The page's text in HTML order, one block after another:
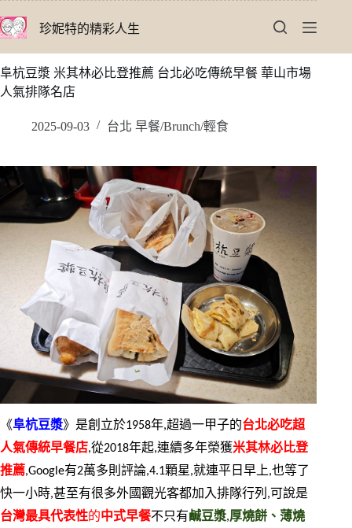
至
要
內
珍妮特的精彩人生
阜杭豆漿 米其林必比登推薦 台北必吃傳統早餐 華山市場
人氣排隊名店
2025-09-03 台北 早餐/Brunch/輕食
《阜杭豆漿》是創立於1958年,超過一甲子的台北必吃超
人氣傳統早餐店,從2018年起,連續多年榮獲米其林必比登
推薦,Google有2萬多則評論,4.1顆星,就連平日早上,也等了
快一小時,甚至有很多外國觀光客都加入排隊行列,可說是
台灣最具代表性的中式早餐不只有鹹豆漿,厚燒餅、薄燒